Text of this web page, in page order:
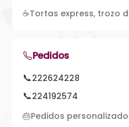
☕Tortas express, trozo
Pedidos
📞222624228
📞224192574
🎂Pedidos